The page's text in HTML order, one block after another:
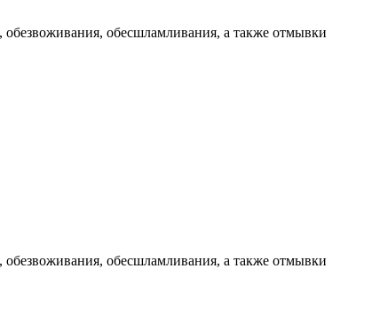
обезвоживания, обесшламливания, а также отмывки
обезвоживания, обесшламливания, а также отмывки